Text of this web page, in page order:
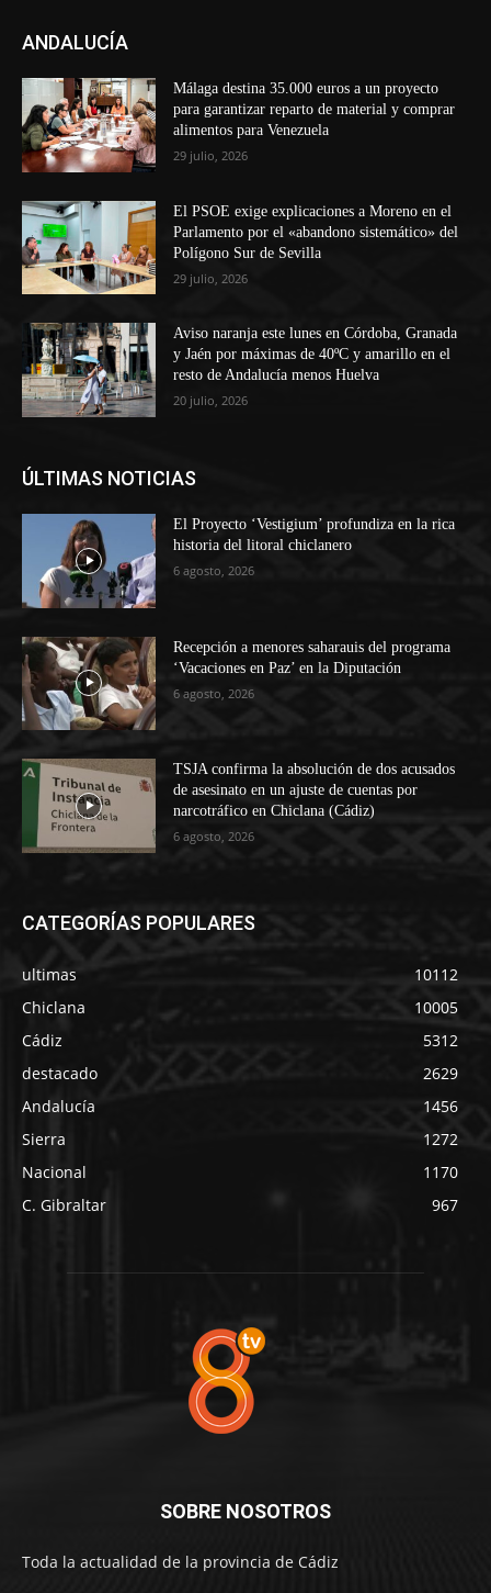
ANDALUCÍA
Málaga destina 35.000 euros a un proyecto
para garantizar reparto de material y comprar
alimentos para Venezuela
29 julio, 2026
El PSOE exige explicaciones a Moreno en el
Parlamento por el «abandono sistemático» del
Polígono Sur de Sevilla
29 julio, 2026
Aviso naranja este lunes en Córdoba, Granada
y Jaén por máximas de 40ºC y amarillo en el
resto de Andalucía menos Huelva
20 julio, 2026
ÚLTIMAS NOTICIAS
El Proyecto ‘Vestigium’ profundiza en la rica
historia del litoral chiclanero
6 agosto, 2026
Recepción a menores saharauis del programa
‘Vacaciones en Paz’ en la Diputación
6 agosto, 2026
TSJA confirma la absolución de dos acusados
de asesinato en un ajuste de cuentas por
narcotráfico en Chiclana (Cádiz)
6 agosto, 2026
CATEGORÍAS POPULARES
ultimas
10112
Chiclana
10005
Cádiz
5312
destacado
2629
Andalucía
1456
Sierra
1272
Nacional
1170
C. Gibraltar
967
SOBRE NOSOTROS
Toda la actualidad de la provincia de Cádiz